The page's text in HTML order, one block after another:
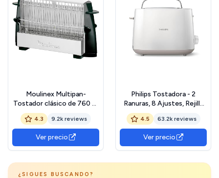
Moulinex Multipan-
Tostador clásico de 760 W
para todo tipo de pan,
hasta 4 rebanadas,
empuñadoras laterales
frías, pequeño, fácil de
transportar y de usar, Color
4.3 9.2k reviews
Ver precio
Philips Tostadora - 2
Ranuras, 8 Ajustes, Rejilla
Calientabollos,
Descongelación, Elevación
Alta, Apagado Auto, Blanco
(HD2581/00)
4.5 63.2k reviews
Ver precio
¿SIGUES BUSCANDO?